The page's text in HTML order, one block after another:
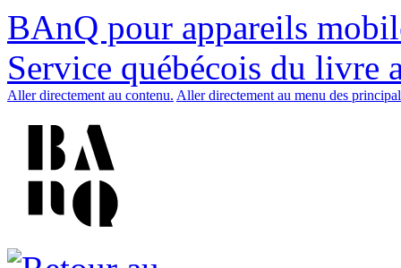
BAnQ pour appareils
Service québécois du livre
Aller directement au contenu. Aller directement au menu des